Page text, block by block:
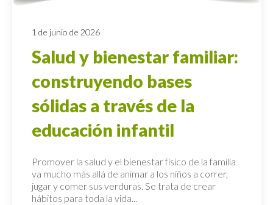
1 de junio de 2026
Salud y bienestar familiar:
construyendo bases
sólidas a través de la
educación infantil
Promover la salud y el bienestar físico de la familia
va mucho más allá de animar a los niños a correr,
jugar y comer sus verduras. Se trata de crear
hábitos para toda la vida...